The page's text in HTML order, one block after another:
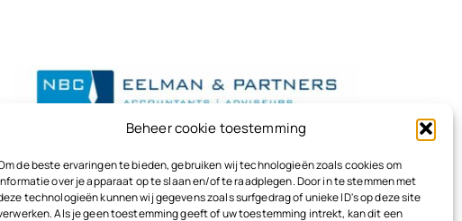
Beheer cookie toestemming
de beste ervaringen te bieden, gebruiken wij technologieën zoals cookies om
over je apparaat op te slaan en/of te raadplegen. Door in te stemmen met
technologieën kunnen wij gegevens zoals surfgedrag of unieke ID's op deze site
Als je geen toestemming geeft of uw toestemming intrekt, kan dit een